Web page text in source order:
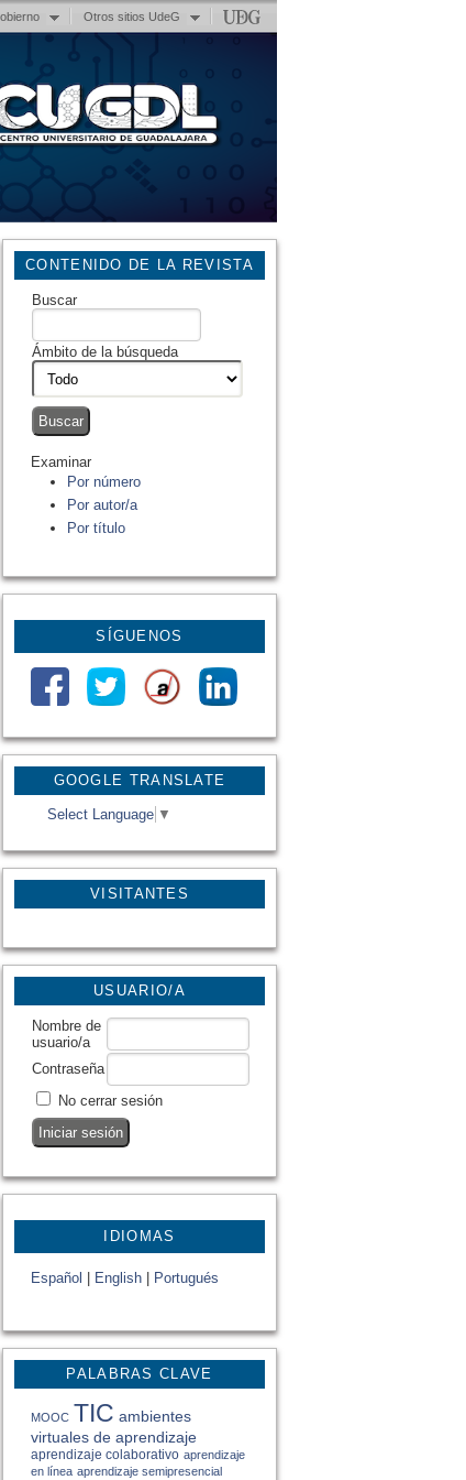
Otros sitios UdeG
GOOGLE TRANSLATE
Select Language ▼
VISITANTES
CONTENIDO DE LA REVISTA
Buscar
Ámbito de la búsqueda
Examinar
Por número
Por autor/a
Por título
SÍGUENOS
USUARIO/A
Nombre de
usuario/a
Contraseña
No cerrar sesión
IDIOMAS
Español English Portugués
PALABRAS CLAVE
MOOC TIC ambientes
virtuales de aprendizaje
aprendizaje colaborativo aprendizaje
en línea aprendizaje semipresencial